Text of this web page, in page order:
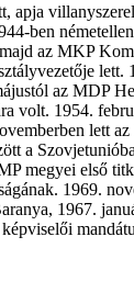
apja
ben
az MKP
az MDP
volt. 1954.
lett
a
megyei első
1969.
1967.